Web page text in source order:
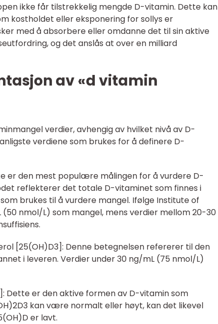
ikke får tilstrekkelig mengde D-vitamin. Dette kan
kostholdet eller eksponering for sollys er
med å absorbere eller omdanne det til sin aktive
og det anslås at over en milliard
av «d vitamin
verdier, avhengig av hvilket nivå av D-
verdiene som brukes for å definere D-
er den mest populære målingen for å vurdere D-
reflekterer det totale D-vitaminet som finnes i
brukes til å vurdere mangel. Ifølge Institute of
nmol/L) som mangel, mens verdier mellom 20-30
[25(OH)D3]: Denne betegnelsen refererer til den
i leveren. Verdier under 30 ng/mL (75 nmol/L)
Dette er den aktive formen av D-vitamin som
kan være normalt eller høyt, kan det likevel
er lavt.